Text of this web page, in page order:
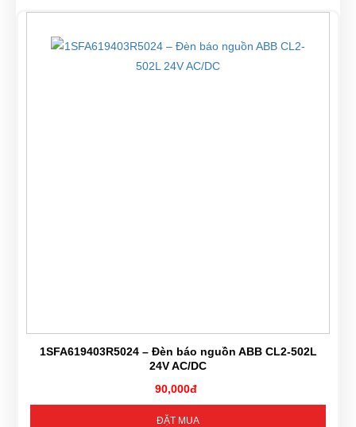
1SFA619403R5024 – Đèn báo nguồn ABB CL2-502L
24V AC/DC
90,000đ
ĐẶT MUA